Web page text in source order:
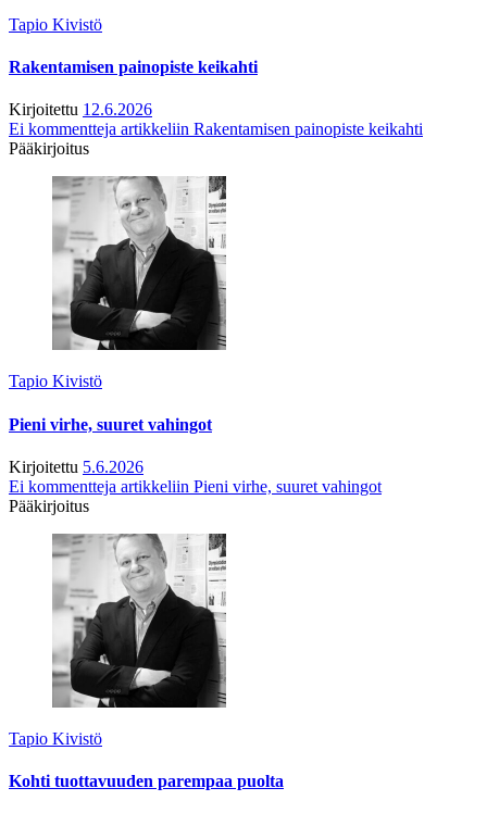
Tapio Kivistö
Rakentamisen painopiste keikahti
Kirjoitettu 12.6.2026
Ei kommentteja artikkeliin Rakentamisen painopiste keikahti
Pääkirjoitus
Tapio Kivistö
Pieni virhe, suuret vahingot
Kirjoitettu 5.6.2026
Ei kommentteja artikkeliin Pieni virhe, suuret vahingot
Pääkirjoitus
Tapio Kivistö
Kohti tuottavuuden parempaa puolta